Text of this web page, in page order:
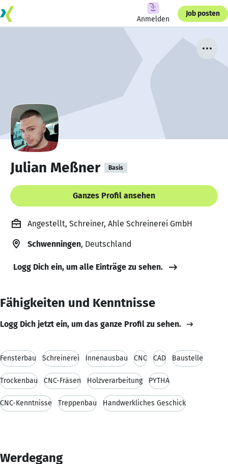
Anmelden
Job posten
Julian Meßner Basis
Ganzes Profil ansehen
Angestellt, Schreiner, Ahle Schreinerei GmbH
Schwenningen, Deutschland
Logg Dich ein, um alle Einträge zu sehen.
Fähigkeiten und Kenntnisse
Logg Dich jetzt ein, um das ganze Profil zu sehen.
Fensterbau Schreinerei Innenausbau CNC CAD Baustelle
Trockenbau CNC-Fräsen Holzverarbeitung PYTHA
CNC-Kenntnisse Treppenbau Handwerkliches Geschick
Werdegang